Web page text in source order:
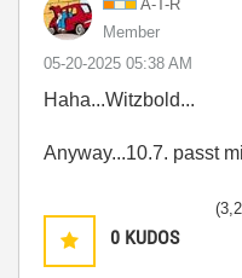
A-T-R
Member
‎05-20-2025 05:38 AM
Haha...Witzbold...
Anyway...10.7. passt
0 KUDOS